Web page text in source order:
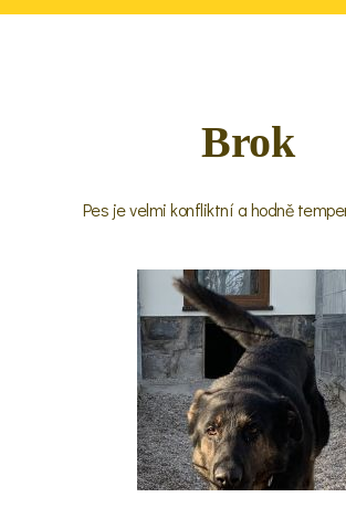
Brok
Pes je velmi konfliktní a hodně